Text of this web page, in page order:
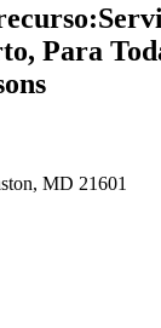
:
Para
MD 21601